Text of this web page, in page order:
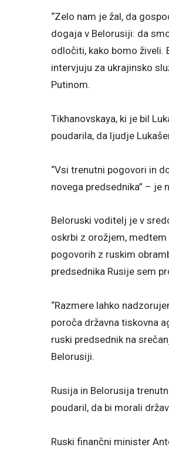
“Zelo nam je žal, da
dogaja v Belorusiji: da
odločiti, kako bomo živeli.
intervjuju za ukrajinsko
Putinom.
Tikhanovskaya, ki je bil
poudarila, da ljudje
“Vsi trenutni pogovori in
novega predsednika” – je
Beloruski voditelj je v
oskrbi z orožjem,
pogovorih z ruskim
predsednika Rusije sem
“Razmere lahko
poroča državna tiskovna
ruski predsednik na
Belorusiji.
Rusija in Belorusija
poudaril, da bi morali
Ruski finančni minister